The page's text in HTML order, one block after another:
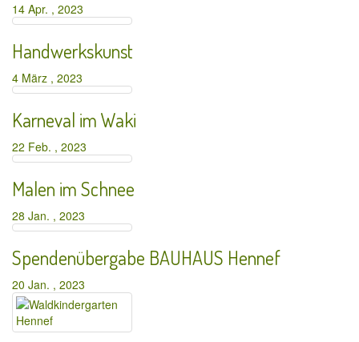
14 Apr. , 2023
Handwerkskunst
4 März , 2023
Karneval im Waki
22 Feb. , 2023
Malen im Schnee
28 Jan. , 2023
Spendenübergabe BAUHAUS Hennef
20 Jan. , 2023